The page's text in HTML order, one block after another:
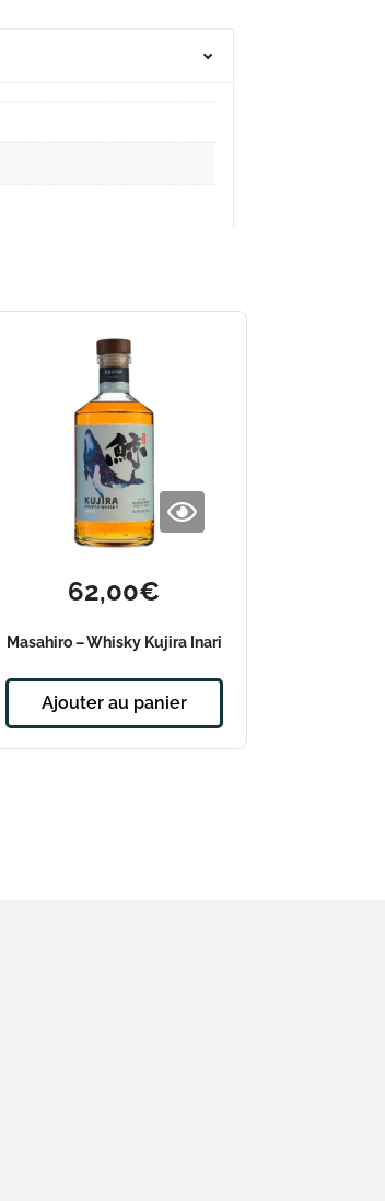
62,00€
Masahiro – Whisky Kujira Inari
Ajouter au panier